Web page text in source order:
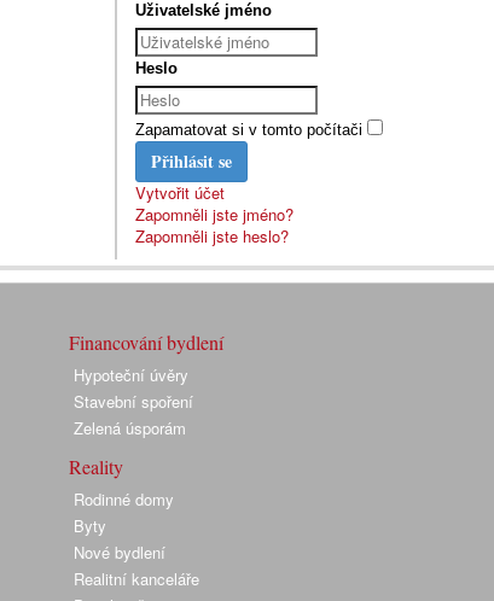
Uživatelské jméno
Heslo
Zapamatovat si v tomto počítači
Přihlásit se
Vytvořit účet
Zapomněli jste jméno?
Zapomněli jste heslo?
Financování bydlení
Hypoteční úvěry
Stavební spoření
Zelená úsporám
Reality
Rodinné domy
Byty
Nové bydlení
Realitní kanceláře